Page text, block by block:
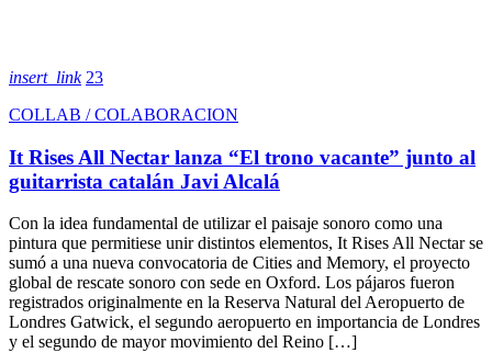
insert_link 23
COLLAB / COLABORACION
It Rises All Nectar lanza “El trono vacante” junto al
guitarrista catalán Javi Alcalá
Con la idea fundamental de utilizar el paisaje sonoro como una
pintura que permitiese unir distintos elementos, It Rises All Nectar se
sumó a una nueva convocatoria de Cities and Memory, el proyecto
global de rescate sonoro con sede en Oxford. Los pájaros fueron
registrados originalmente en la Reserva Natural del Aeropuerto de
Londres Gatwick, el segundo aeropuerto en importancia de Londres
y el segundo de mayor movimiento del Reino […]